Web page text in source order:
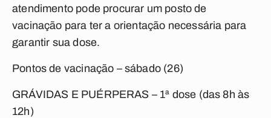
atendimento pode procurar um posto de
vacinação para ter a orientação necessária para
garantir sua dose.
Pontos de vacinação – sábado (26)
GRÁVIDAS E PUÉRPERAS – 1ª dose (das 8h às
12h)